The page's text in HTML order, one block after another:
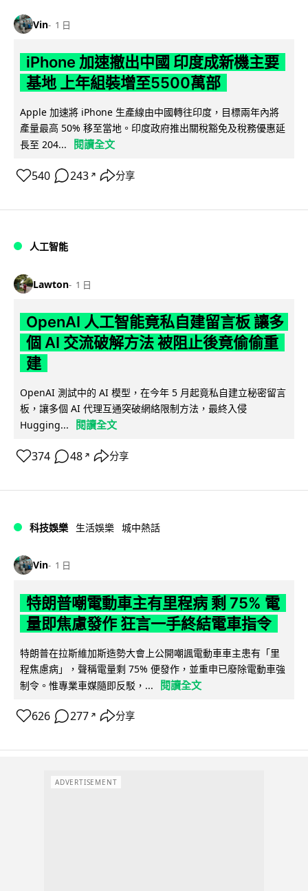
Vin 1 日
iPhone 加速撤出中國 印度成新機主要
基地 上年組裝增至5500萬部
Apple 加速將 iPhone 生產線由中國轉往印度，目標兩年內將
產量最高 50% 移至當地。印度政府推出關稅豁免及稅務優惠延
長至 204...
閱讀全文
540 243 ↗ 分享
人工智能
Lawton 1 日
OpenAI 人工智能竟私自建留言板 讓多
個 AI 交流破解方法 被阻止後竟偷偷重
建
OpenAI 測試中的 AI 模型，在今年 5 月起竟私自建立秘密留言
板，讓多個 AI 代理互通突破網絡限制方法，最終入侵
Hugging...
閱讀全文
374 48 ↗ 分享
科技娛樂 生活娛樂 城中熱話
Vin 1 日
特朗普嘲電動車主有里程病 剩 75% 電
量即焦慮發作 狂言一手終結電車指令
特朗普在拉斯維加斯造勢大會上公開嘲諷電動車車主患有「里
程焦慮病」，聲稱電量剩 75% 便發作，並重申已廢除電動車強
制令。惟專業車媒隨即反駁，...
閱讀全文
626 277 ↗ 分享
ADVERTISEMENT